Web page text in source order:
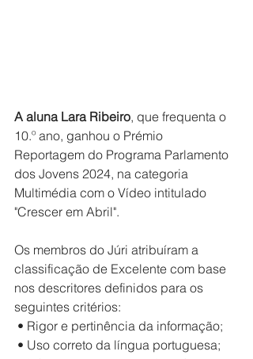
A aluna Lara Ribeiro, que frequenta o
10.º ano, ganhou o Prémio
Reportagem do Programa Parlamento
dos Jovens 2024, na categoria
Multimédia com o Vídeo intitulado
"Crescer em Abril".
Os membros do Júri atribuíram a
classificação de Excelente com base
nos descritores definidos para os
seguintes critérios:
• Rigor e pertinência da informação;
• Uso correto da língua portuguesa;